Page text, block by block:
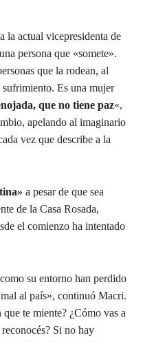
la actual vicepresidenta de
persona que «somete».
que la rodean, al
Es una mujer
que no tiene paz«,
apelando al imaginario
vez que describe a la
a pesar de que sea
de la Casa Rosada,
el comienzo ha intentado
su entorno han perdido
al país», continuó Macri.
te miente? ¿Cómo vas a
Si no hay